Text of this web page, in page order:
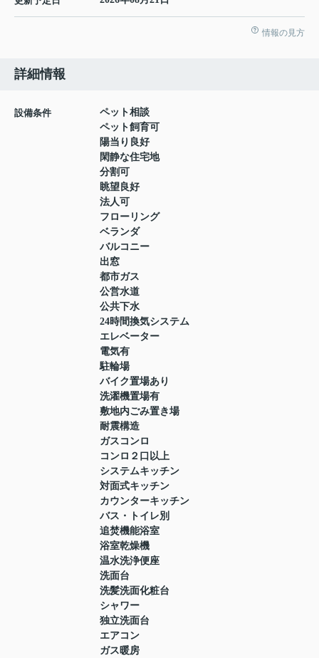
情報の見方
詳細情報
設備条件
ペット相談
ペット飼育可
陽当り良好
閑静な住宅地
分割可
眺望良好
法人可
フローリング
ベランダ
バルコニー
出窓
都市ガス
公営水道
公共下水
24時間換気システム
エレベーター
電気有
駐輪場
バイク置場あり
洗濯機置場有
敷地内ごみ置き場
耐震構造
ガスコンロ
コンロ２口以上
システムキッチン
対面式キッチン
カウンターキッチン
バス・トイレ別
追焚機能浴室
浴室乾燥機
温水洗浄便座
洗面台
洗髪洗面化粧台
シャワー
独立洗面台
エアコン
ガス暖房